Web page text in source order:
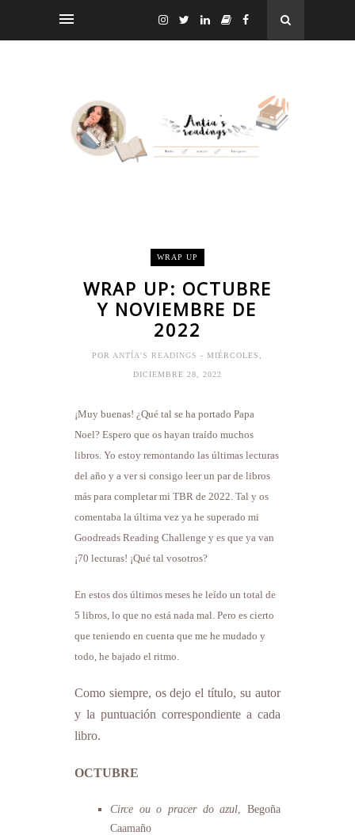
WRAP UP
WRAP UP: OCTUBRE
Y NOVIEMBRE DE
2022
POR ANTÍA'S READINGS- MIÉRCOLES,
DICIEMBRE 28, 2022
¡Muy buenas! ¿Qué tal se ha portado Papa
Noel? Espero que os hayan traído muchos
libros. Yo estoy remontando las últimas lecturas
del año y a ver si consigo leer un par de libros
más para completar mi TBR de 2022. Tal y os
comentaba la última vez ya he superado mi
Goodreads Reading Challenge y es que ya van
¡70 lecturas! ¡Qué tal vosotros?
En estos dos últimos meses he leído un total de
5 libros, lo que no está nada mal. Pero es cierto
que teniendo en cuenta que me he mudado y
todo, he bajado el ritmo.
Como siempre, os dejo el título, su autor
y la puntuación correspondiente a cada
libro.
OCTUBRE
Circe ou o pracer do azul, Begoña
Caamaño